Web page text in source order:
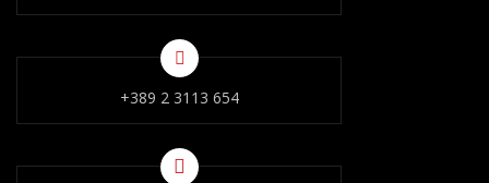
+389 2 3113 654